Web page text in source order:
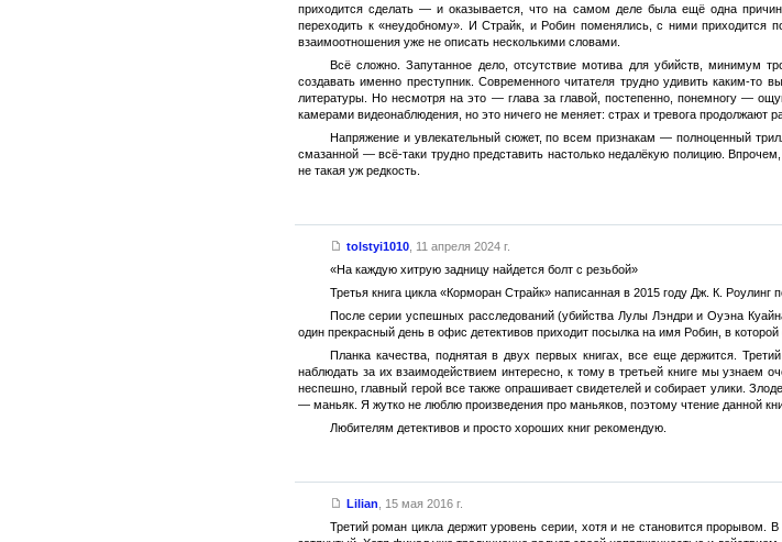
приходится сделать — и оказывается, что на самом деле была ещё одна
переходить к «неудобному». И Страйк, и Робин поменялись, с ними приходится
взаимоотношения уже не описать несколькими словами.
Всё сложно. Запутанное дело, отсутствие мотива для убийств, минимум
создавать именно преступник. Современного читателя трудно удивить каким-
литературы. Но несмотря на это — глава за главой, постепенно, понемногу —
камерами видеонаблюдения, но это ничего не меняет: страх и тревога продолжают
Напряжение и увлекательный сюжет, по всем признакам — полноценный
смазанной — всё-таки трудно представить настолько недалёкую полицию.
не такая уж редкость.
tolstyi1010, 11 апреля 2024 г.
«На каждую хитрую задницу найдется болт с резьбой»
Третья книга цикла «Корморан Страйк» написанная в 2015 году Дж. К. Роулинг
После серии успешных расследований (убийства Лулы Лэндри и Оуэна
один прекрасный день в офис детективов приходит посылка на имя Робин, в
Планка качества, поднятая в двух первых книгах, все еще держится.
наблюдать за их взаимодействием интересно, к тому в третьей книге мы узнаем
неспешно, главный герой все также опрашивает свидетелей и собирает улики.
— маньяк. Я жутко не люблю произведения про маньяков, поэтому чтение данной
Любителям детективов и просто хороших книг рекомендую.
Lilian
15 мая 2016 г.
Третий роман цикла держит уровень серии, хотя и не становится